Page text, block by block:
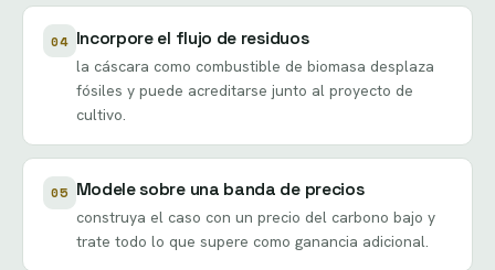
04 Incorpore el flujo de residuos
la cáscara como combustible de biomasa desplaza
fósiles y puede acreditarse junto al proyecto de
cultivo.
05 Modele sobre una banda de precios
construya el caso con un precio del carbono bajo y
trate todo lo que supere como ganancia adicional.